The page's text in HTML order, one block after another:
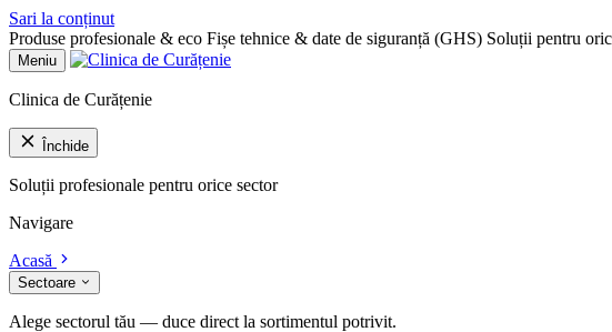
Sari la conținut
Produse profesionale & eco Fișe tehnice & date de siguranță (GHS) Soluții pentru
Meniu
Clinica de Curățenie
Închide
Soluții profesionale pentru orice sector
Navigare
Acasă
Sectoare
Alege sectorul tău — duce direct la sortimentul potrivit.